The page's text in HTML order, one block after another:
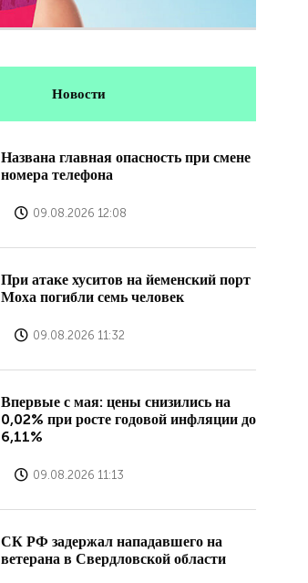
Новости
Названа главная опасность при смене
номера телефона
09.08.2026 12:08
При атаке хуситов на йеменский порт
Моха погибли семь человек
09.08.2026 11:32
Впервые с мая: цены снизились на
0,02% при росте годовой инфляции до
6,11%
09.08.2026 11:13
СК РФ задержал нападавшего на
ветерана в Свердловской области